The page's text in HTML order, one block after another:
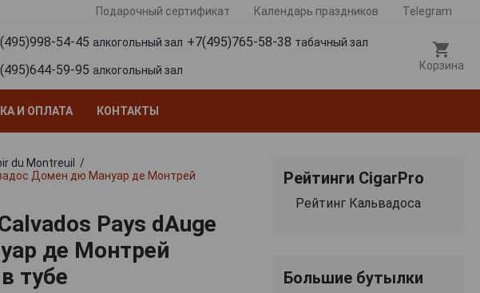
Подарочный сертификат Календарь праздников Telegram
54-45 алкогольный зал +7(495)765-58-38 табачный зал
59-95 алкогольный зал Корзина
И ОПЛАТА КОНТАКТЫ
du Montreuil
Домен дю Мануар де Монтрей
Pays dAuge
де Монтрей
тубе
Рейтинги CigarPro
Рейтинг Кальвадоса
Большие бутылки